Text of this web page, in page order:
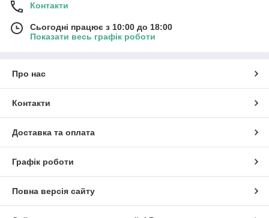
Контакти
Сьогодні працює з 10:00 до 18:00
Показати весь графік роботи
Про нас
Контакти
Доставка та оплата
Графік роботи
Повна версія сайту